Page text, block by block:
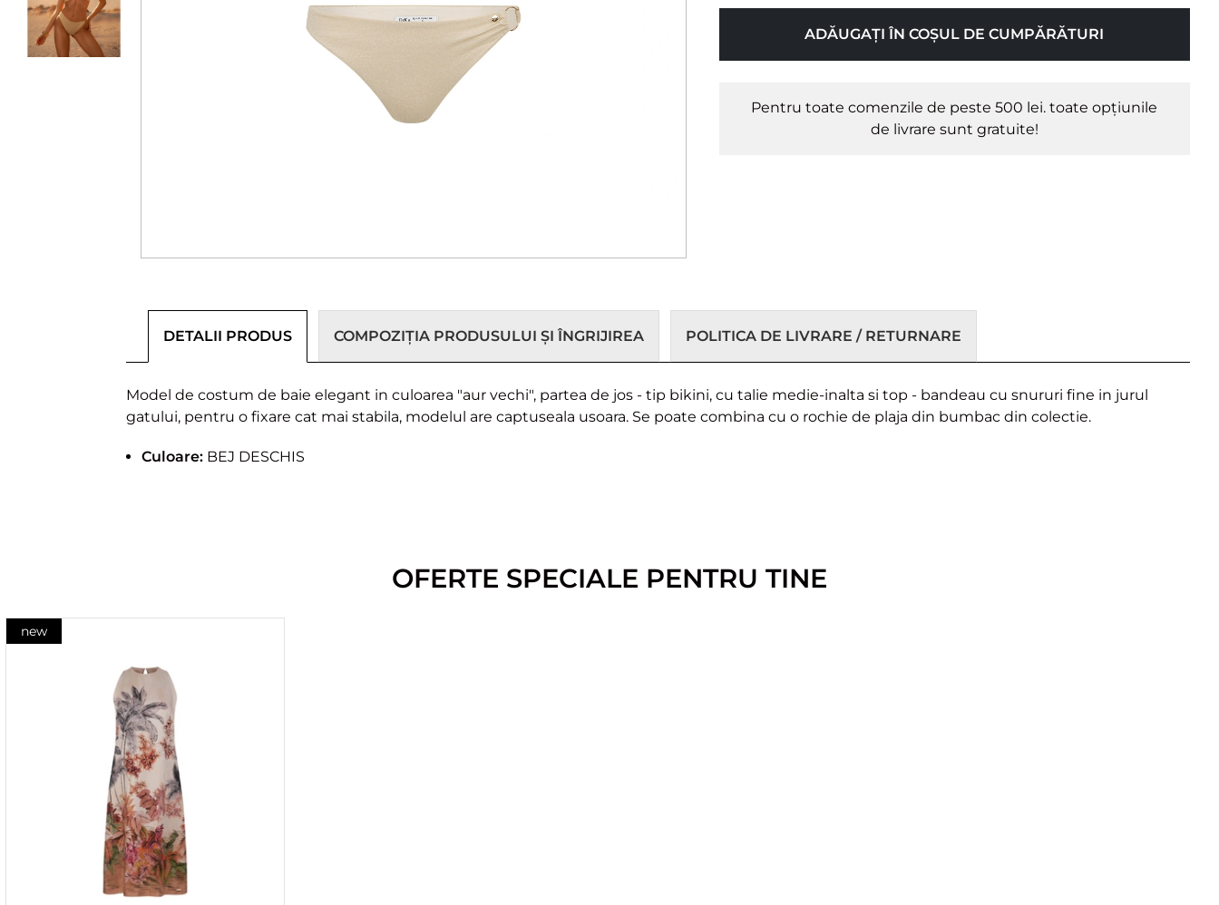
ADĂUGAȚI ÎN COȘUL DE CUMPĂRĂTURI
Pentru toate comenzile de peste 500 lei. toate opțiunile
de livrare sunt gratuite!
DETALII PRODUS COMPOZIȚIA PRODUSULUI ȘI ÎNGRIJIREA POLITICA DE LIVRARE / RETURNARE
Model de costum de baie elegant in culoarea "aur vechi", partea de jos - tip bikini, cu talie medie-inalta si top - bandeau cu snururi fine in jurul
gatului, pentru o fixare cat mai stabila, modelul are captuseala usoara. Se poate combina cu o rochie de plaja din bumbac din colectie.
Culoare: BEJ DESCHIS
OFERTE SPECIALE PENTRU TINE
new